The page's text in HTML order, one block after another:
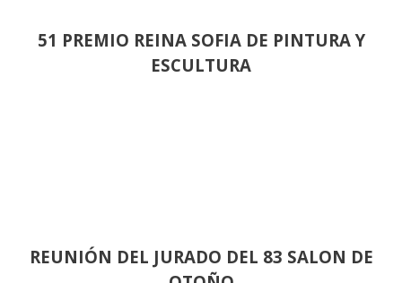
51 PREMIO REINA SOFIA DE PINTURA Y
ESCULTURA
REUNIÓN DEL JURADO DEL 83 SALON DE